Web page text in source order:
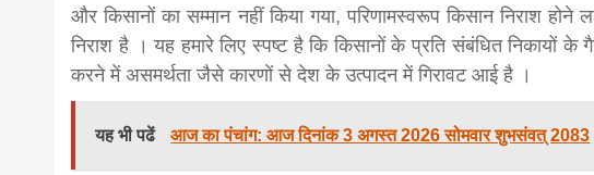
और किसानों का सम्मान नहीं किया गया, परिणामस्वरूप किसान निराश
निराश है । यह हमारे लिए स्पष्ट है कि किसानों के प्रति संबंधित निकायों
करने में असमर्थता जैसे कारणों से देश के उत्पादन में गिरावट आई है ।
यह भी पढें आज का पंचांग: आज दिनांक 3 अगस्त 2026 सोमवार शुभसंवत् 2083